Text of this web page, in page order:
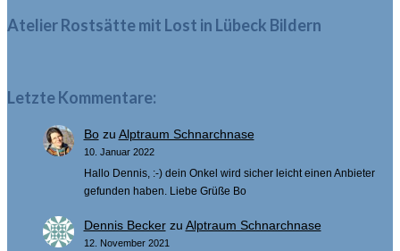
Atelier Rostsätte mit Lost in Lübeck Bildern
Letzte Kommentare:
Bozu Alptraum Schnarchnase
10. Januar 2022
Hallo Dennis, :-) dein Onkel wird sicher leicht einen Anbieter
gefunden haben. Liebe Grüße Bo
Dennis Beckerzu Alptraum Schnarchnase
12. November 2021